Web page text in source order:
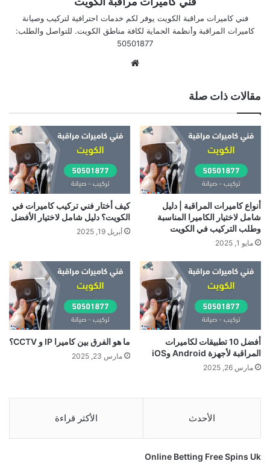
فني كاميرات مراقبة الكويت يوفر لكم خدمات احترافية لتركيب وصيانة
كاميرات المراقبة وأنظمة الحماية لكافة مناطق الكويت. للتواصل والطلب:
50501877
مقالات ذات صلة
أنواع كاميرات المراقبة | دليل
شامل لاختيار الكاميرا المناسبة
وطلب التركيب في الكويت
مايو 1, 2025
كيف أختار فني تركيب كاميرات في
الكويت؟ دليل شامل لاختيار الأفضل
أبريل 19, 2025
أفضل 10 تطبيقات لكاميرات
المراقبة لأجهزة Android وiOS
مارس 26, 2025
ما هو الفرق بين كاميرا IP و CCTV؟
مارس 23, 2025
الأحدث الأكثر قراءة
Online Betting Free Spins Uk